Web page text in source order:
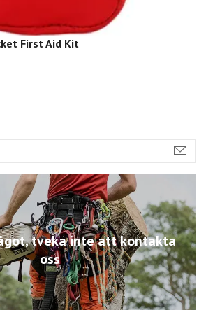
tveka inte att kontakta
oss
First Aid Kit